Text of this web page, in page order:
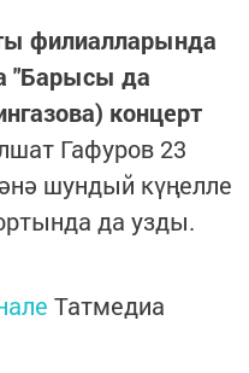
филиалларында
"Барысы да
концерт
Гафуров 23
шундый күңелле
да узды.
Татмедиа